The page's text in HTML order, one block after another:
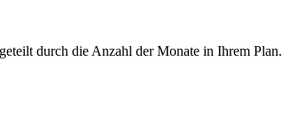
durch die Anzahl der Monate in Ihrem Plan.